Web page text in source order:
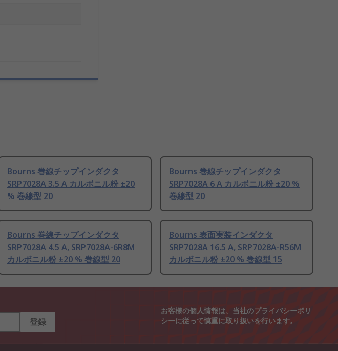
Bourns 巻線チップインダクタ
SRP7028A 3.5 A カルボニル粉 ±20
% 巻線型 20
Bourns 巻線チップインダクタ
SRP7028A 6 A カルボニル粉 ±20 %
巻線型 20
Bourns 巻線チップインダクタ
SRP7028A 4.5 A, SRP7028A-6R8M
カルボニル粉 ±20 % 巻線型 20
Bourns 表面実装インダクタ
SRP7028A 16.5 A, SRP7028A-R56M
カルボニル粉 ±20 % 巻線型 15
登録
お客様の個人情報は、当社のプライバシーポリ
シーに従って慎重に取り扱いを行います。